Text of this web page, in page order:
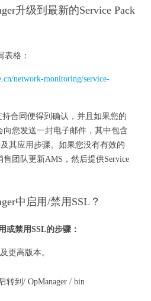
升级到最新的Service Pack
表格：
network-monitoring/service-
合同便得到确认，并且如果您的
您发送一封电子邮件，其中包含
其应用步骤。 如果您没有有效的
团队更新AMS，然后提供Service
中启用/禁用SSL？
或禁用SSL的步骤：
更高版本。
转到/ OpManager / bin